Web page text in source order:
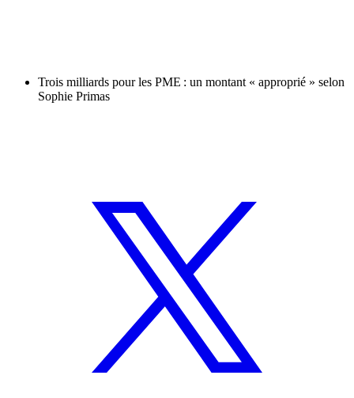
Trois milliards pour les PME : un montant « approprié » selon
Sophie Primas